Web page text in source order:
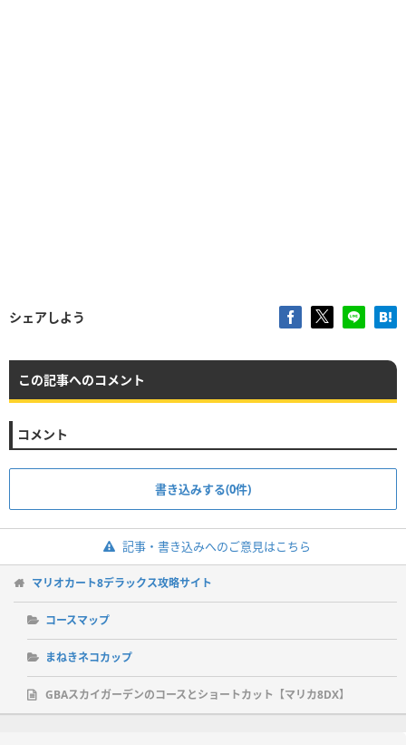
シェアしよう
この記事へのコメント
コメント
書き込みする(0件)
記事・書き込みへのご意見はこちら
マリオカート8デラックス攻略サイト
コースマップ
まねきネコカップ
GBAスカイガーデンのコースとショートカット【マリカ8DX】